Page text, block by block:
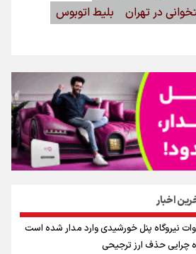
اخبار
چرایی حذف ارز ترجیحی
در تهران
بلیط اتوبوس